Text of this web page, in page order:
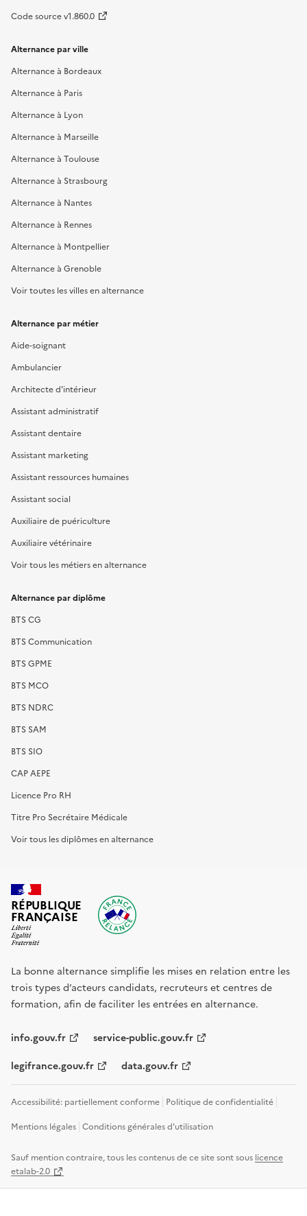
Code source v1.860.0
Alternance par ville
Alternance à Bordeaux
Alternance à Paris
Alternance à Lyon
Alternance à Marseille
Alternance à Toulouse
Alternance à Strasbourg
Alternance à Nantes
Alternance à Rennes
Alternance à Montpellier
Alternance à Grenoble
Voir toutes les villes en alternance
Alternance par métier
Aide-soignant
Ambulancier
Architecte d'intérieur
Assistant administratif
Assistant dentaire
Assistant marketing
Assistant ressources humaines
Assistant social
Auxiliaire de puériculture
Auxiliaire vétérinaire
Voir tous les métiers en alternance
Alternance par diplôme
BTS CG
BTS Communication
BTS GPME
BTS MCO
BTS NDRC
BTS SAM
BTS SIO
CAP AEPE
Licence Pro RH
Titre Pro Secrétaire Médicale
Voir tous les diplômes en alternance
RÉPUBLIQUE
FRANÇAISE
La bonne alternance simplifie les mises en relation entre les
trois types d’acteurs candidats, recruteurs et centres de
formation, afin de faciliter les entrées en alternance.
info.gouv.fr service-public.gouv.fr
legifrance.gouv.fr data.gouv.fr
Accessibilité: partiellement conforme Politique de confidentialité
Mentions légales Conditions générales d'utilisation
Sauf mention contraire, tous les contenus de ce site sont sous licence
etalab-2.0